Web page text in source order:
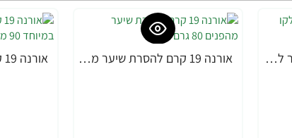
אורנה 19 קרם להסרת שיער לקו הביקיני 90 מ"ל אורנה 19 קרם להסרת שיער מהפנים 80 גרם